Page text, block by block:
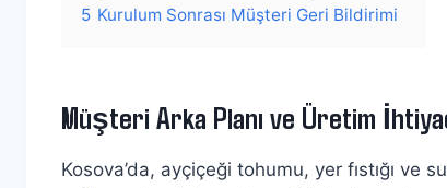
5 Kurulum Sonrası Müşteri Geri Bildirimi
Müşteri Arka Planı ve Üretim
Kosova’da, ayçiçeği tohumu, yer fıstığı